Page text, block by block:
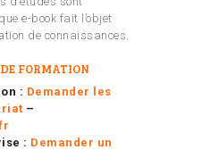
e-book fait l’objet
de connaissances.
FORMATION
: Demander les
–
: Demander un